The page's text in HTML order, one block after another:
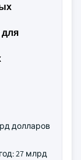
долларов
27 млрд